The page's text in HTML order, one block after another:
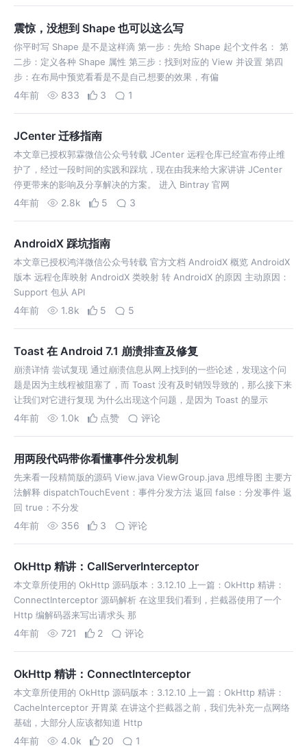
震惊，没想到 Shape 也可以这么写
你平时写 Shape 是不是这样滴 第一步：先给 Shape 起个文件名： 第
二步：定义各种 Shape 属性 第三步：找到对应的 View 并设置 第四
步：在布局中预览看看是不是自己想要的效果，有偏
4年前 833 3 1
JCenter 迁移指南
本文章已授权郭霖微信公众号转载 JCenter 远程仓库已经宣布停止维
护了，经过一段时间的实践和踩坑，现在由我来给大家讲讲 JCenter
停更带来的影响及分享解决的方案。 进入 Bintray 官网
4年前 2.8k 5 3
AndroidX 踩坑指南
本文章已授权鸿洋微信公众号转载 官方文档 AndroidX 概览 AndroidX
版本 远程仓库映射 AndroidX 类映射 转 AndroidX 的原因 主动原因：
Support 包从 API
4年前 1.8k 5 5
Toast 在 Android 7.1 崩溃排查及修复
崩溃详情 尝试复现 通过崩溃信息从网上找到的一些论述，发现这个问
题是因为主线程被阻塞了，而 Toast 没有及时销毁导致的，那么接下来
让我们对它进行复现 为什么出现这个问题，是因为 Toast 的显示
4年前 1.0k 点赞 评论
用两段代码带你看懂事件分发机制
先来看一段精简版的源码 View.java ViewGroup.java 思维导图 主要方
法解释 dispatchTouchEvent：事件分发方法 返回 false：分发事件 返
回 true：不分发
4年前 356 3 评论
OkHttp 精讲：CallServerInterceptor
本文章所使用的 OkHttp 源码版本：3.12.10 上一篇：OkHttp 精讲：
ConnectInterceptor 源码解析 在这里我们看到，拦截器使用了一个
Http 编解码器来写出请求头 那
4年前 721 2 评论
OkHttp 精讲：ConnectInterceptor
本文章所使用的 OkHttp 源码版本：3.12.10 上一篇：OkHttp 精讲：
CacheInterceptor 开胃菜 在讲这个拦截器之前，我们先补充一点网络
基础，大部分人应该都知道 Http
4年前 4.0k 20 1